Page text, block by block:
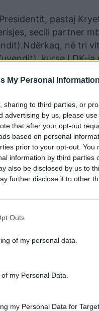
My Personal Information
sharing to third parties, or
advertising by us, please
that after your opt-out
based on personal
prior to your opt-out. You
information by third parties
also be disclosed by us to
further disclose it to other
Outs
of my personal data.
my Personal Data.
my Personal Data for
pastaj
secili partner
në tri
kurse LDK-ja
dakorduar më
Ministrisë së
nga Ministria e
dhe
për Presidentit